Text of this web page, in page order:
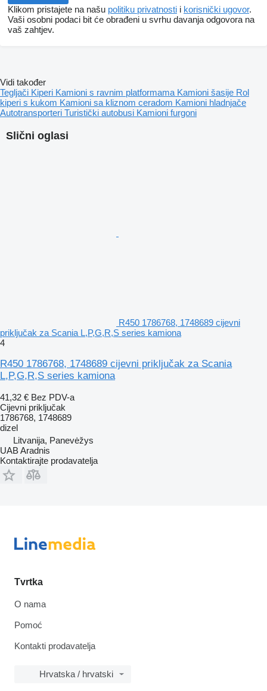
Klikom pristajete na našu politiku privatnosti i korisnički ugovor.
Vaši osobni podaci bit će obrađeni u svrhu davanja odgovora na
vaš zahtjev.
Slični oglasi
R450 1786768, 1748689 cijevni
priključak za Scania L,P,G,R,S series kamiona
4
R450 1786768, 1748689 cijevni priključak za Scania
L,P,G,R,S series kamiona
41,32 € Bez PDV-a
Cijevni priključak
1786768, 1748689
dizel
Litvanija, Panevėžys
UAB Aradnis
Kontaktirajte prodavatelja
Vidi također
Tegljači Kiperi Kamioni s ravnim platformama Kamioni šasije Rol
kiperi s kukom Kamioni sa kliznom ceradom Kamioni hladnjače
Autotransporteri Turistički autobusi Kamioni furgoni
Tvrtka
O nama
Pomoć
Kontakti prodavatelja
Hrvatska / hrvatski